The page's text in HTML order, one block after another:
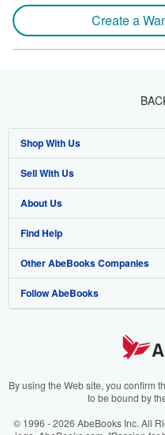
Create a
Shop With Us
Advanced Search
Browse Collections
My Account
My Orders
View Basket
Sell With Us
Start Selling
Join Our Affiliate Program
Book Buyback
Refer a seller
About Us
About AbeBooks
Media
Careers
Your Ads Privacy Choices
Find Help
Help
Customer Support
Other AbeBooks Companies
AbeBooks.co.uk
AbeBooks.it
Follow AbeBooks
By using the Web site, you confirm
to be bound by
© 1996 - 2026 AbeBooks Inc. All